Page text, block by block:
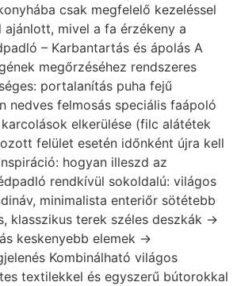
csak megfelelő kezeléssel
ajánlott, mivel a fa érzékeny a
– Karbantartás és ápolás A
megőrzéséhez rendszeres
portalanítás puha fejű
nedves felmosás speciális faápoló
elkerülése (filc alátétek
felület esetén időnként újra kell
hogyan illeszd az
rendkívül sokoldalú: világos
minimalista enteriőr sötétebb
klasszikus terek széles deszkák →
keskenyebb elemek →
Kombinálható világos
textilekkel és egyszerű bútorokkal